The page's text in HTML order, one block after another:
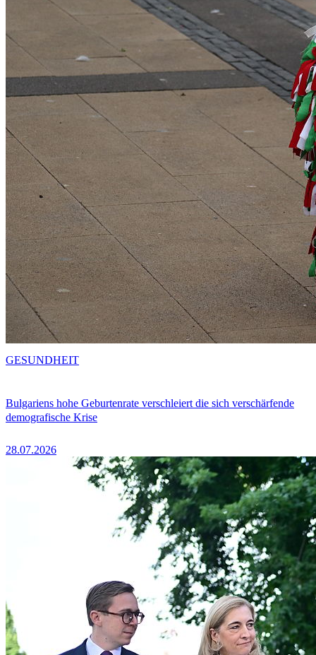
Bulgariens hohe Geburtenrate verschleiert die sich verschärfende
demografische Krise
28.07.2026
GESUNDHEIT